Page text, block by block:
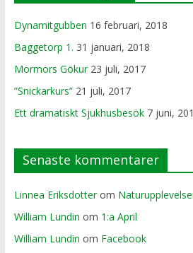
Dynamitgubben 16 februari, 2018
Baggetorp 1. 31 januari, 2018
Mormors Gökur 23 juli, 2017
”Snickarkurs” 21 juli, 2017
Ett dramatiskt Sjukhusbesök 7 juni,
Senaste kommentarer
Linnea Eriksdotterom
William Lundin om 1:a April
William Lundin om Facebook